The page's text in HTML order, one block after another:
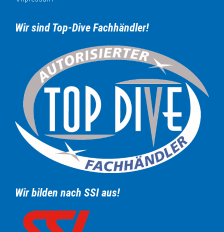
Wir sind Top-Dive Fachhändler!
Wir bilden nach SSI aus!